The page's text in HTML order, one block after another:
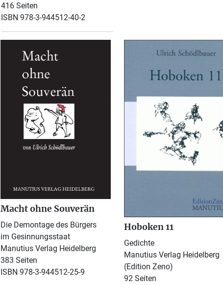
416 Seiten
ISBN 978-3-944512-40-2
Macht ohne Souverän
Die Demontage des Bürgers
im Gesinnungsstaat
Manutius Verlag Heidelberg
383 Seiten
ISBN 978-3-944512-25-9
Hoboken 11
Gedichte
Manutius Verlag Heidelberg
(Edition Zeno)
92 Seiten